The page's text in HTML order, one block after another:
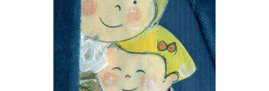
LEGGI TUTTO